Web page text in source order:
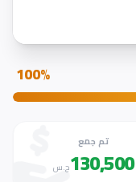
100%
تم جمع
130,500ج.س